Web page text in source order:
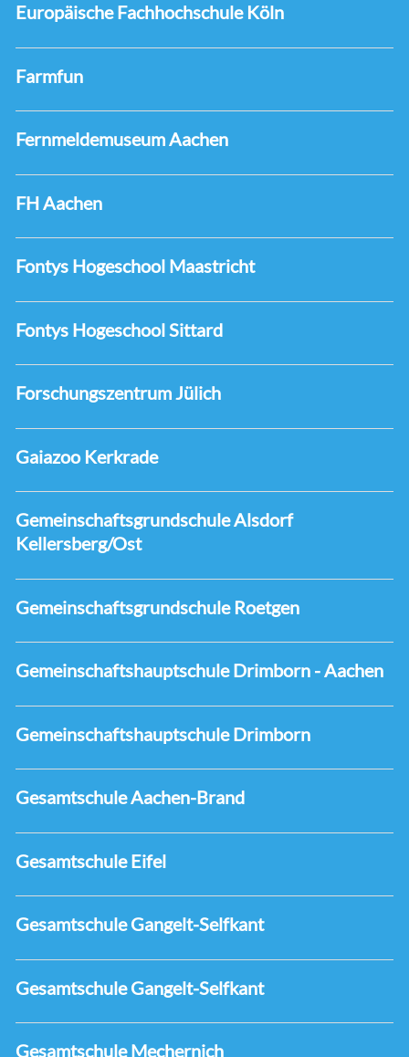
Europäische Fachhochschule Köln
Farmfun
Fernmeldemuseum Aachen
FH Aachen
Fontys Hogeschool Maastricht
Fontys Hogeschool Sittard
Forschungszentrum Jülich
Gaiazoo Kerkrade
Gemeinschaftsgrundschule Alsdorf
Kellersberg/Ost
Gemeinschaftsgrundschule Roetgen
Gemeinschaftshauptschule Drimborn - Aachen
Gemeinschaftshauptschule Drimborn
Gesamtschule Aachen-Brand
Gesamtschule Eifel
Gesamtschule Gangelt-Selfkant
Gesamtschule Gangelt-Selfkant
Gesamtschule Mechernich